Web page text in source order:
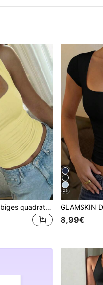
Vaiaye Damen einfarbiges quadratisches Ausschnitt figurbetontes lässiges Camisole, minimalistisches Retro einfarbiges Top, lässig vielseitig Gelb, Clean Girl Ästhetik Sommer
23
8,99€